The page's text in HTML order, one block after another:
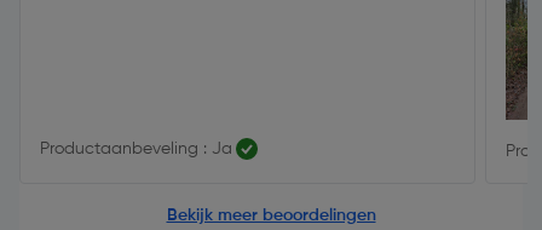
Productaanbeveling : Ja
Bekijk meer beoordelingen